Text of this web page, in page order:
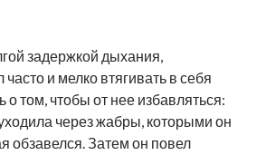
задержкой дыхания,
и мелко втягивать в себя
о том, чтобы от нее избавляться:
через жабры, которыми он
обзавелся. Затем он повел